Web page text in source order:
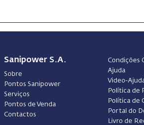
Sanipower S.A.
Sobre
Pontos Sanipower
Serviços
Pontos de Venda
Contactos
Condições
Ajuda
Video-
Política de
Política de
Portal do
Livro de